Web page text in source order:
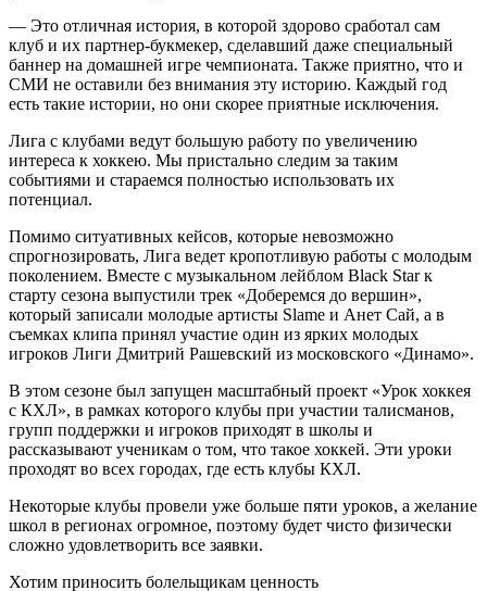
— Это отличная история, в которой здорово сработал сам
клуб и их партнер-букмекер, сделавший даже специальный
баннер на домашней игре чемпионата. Также приятно, что и
СМИ не оставили без внимания эту историю. Каждый год
есть такие истории, но они скорее приятные исключения.
Лига с клубами ведут большую работу по увеличению
интереса к хоккею. Мы пристально следим за таким
событиями и стараемся полностью использовать их
потенциал.
Помимо ситуативных кейсов, которые невозможно
спрогнозировать, Лига ведет кропотливую работы с молодым
поколением. Вместе с музыкальном лейблом Black Star к
старту сезона выпустили трек «Доберемся до вершин»,
который записали молодые артисты Slame и Анет Сай, а в
съемках клипа принял участие один из ярких молодых
игроков Лиги Дмитрий Рашевский из московского «Динамо».
В этом сезоне был запущен масштабный проект «Урок хоккея
с КХЛ», в рамках которого клубы при участии талисманов,
групп поддержки и игроков приходят в школы и
рассказывают ученикам о том, что такое хоккей. Эти уроки
проходят во всех городах, где есть клубы КХЛ.
Некоторые клубы провели уже больше пяти уроков, а желание
школ в регионах огромное, поэтому будет чисто физически
сложно удовлетворить все заявки.
Хотим приносить болельщикам ценность